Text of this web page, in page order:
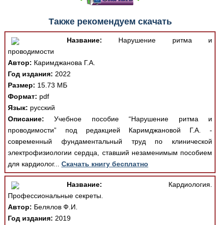
Также рекомендуем скачать
Название: Нарушение ритма и
проводимости
Автор: Каримджанова Г.А.
Год издания: 2022
Размер: 15.73 МБ
Формат: pdf
Язык: русский
Описание: Учебное пособие “Нарушение ритма и
проводимости” под редакцией Каримджановой Г.А. -
современный фундаментальный труд по клинической
электрофизиологии сердца, ставший незаменимым пособием
для кардиолог... Скачать книгу бесплатно
Название: Кардиология.
Профессиональные секреты.
Автор: Белялов Ф.И.
Год издания: 2019